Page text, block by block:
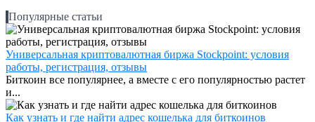
Популярные статьи
Универсальная криптовалютная биржа Stockpoint: условия
работы, регистрация, отзывы
Биткоин все популярнее, а вместе с его популярностью растет
и...
Как узнать и где найти адрес кошелька для биткоинов